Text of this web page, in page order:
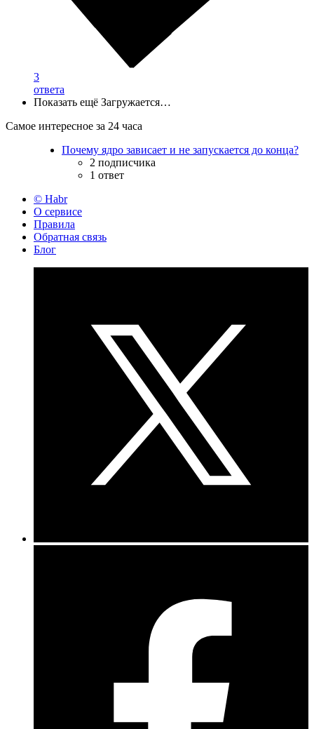
3
ответа
Показать ещё Загружается…
Самое интересное за 24 часа
Почему ядро зависает и не запускается до конца?
2 подписчика
1 ответ
© Habr
О сервисе
Правила
Обратная связь
Блог